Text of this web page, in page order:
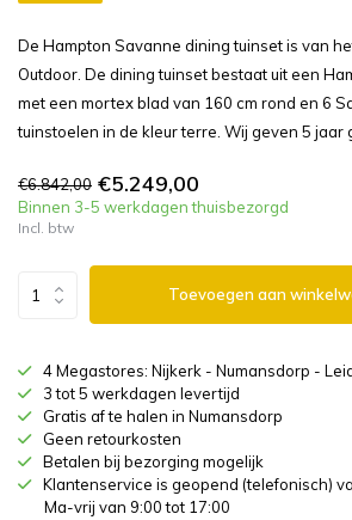
De Hampton Savanne dining tuinset is van
Outdoor. De dining tuinset bestaat uit een
met een mortex blad van 160 cm rond en 6
tuinstoelen in de kleur terre. Wij geven 5 jaar
€6.842,00 €5.249,00
Binnen 3-5 werkdagen thuisbezorgd
Incl. btw
Toevoegen aan
4 Megastores: Nijkerk - Numansdorp -
3 tot 5 werkdagen levertijd
Gratis af te halen in Numansdorp
Geen retourkosten
Betalen bij bezorging mogelijk
Klantenservice is geopend (telefonisch)
Ma-vrij van 9:00 tot 17:00